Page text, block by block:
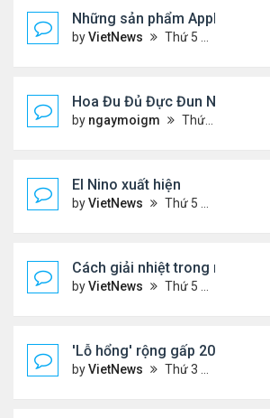
Những sản phẩm Apple có
byVietNews Thứ 5 Tháng 3 03, 2022 12:34 pm
Hoa Đu Đủ Đực Đun Nước
by ngaymoigm Thứ 5 Tháng 11 02, 2023 4:44 am
El Nino xuất hiện
byVietNews Thứ 5 Tháng 6 15, 2023 10:42 am
Cách giải nhiệt trong nắng
byVietNews Thứ 5 Tháng 6 15, 2023 10:40 am
'Lỗ hổng' rộng gấp 20 lần
byVietNews Thứ 3 Tháng 3 28, 2023 5:56 pm